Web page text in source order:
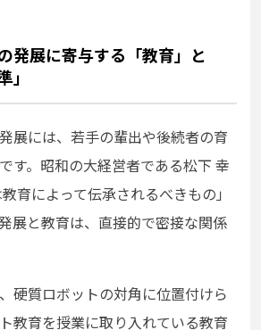
発展に寄与する「教育」と
」
展には、若手の輩出や後続者の育
す。昭和の大経営者である松下 幸
育によって伝承されるべきもの」
展と教育は、直接的で密接な関係
硬質ロボットの対角に位置付けら
教育を授業に取り入れている教育